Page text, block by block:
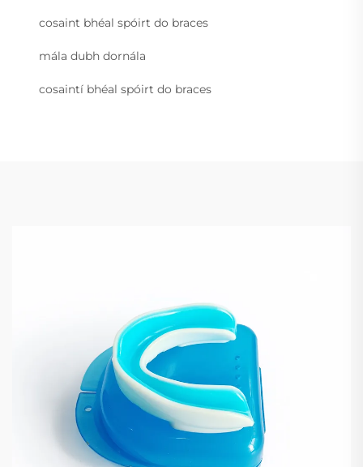
cosaint bhéal spóirt do braces
mála dubh dornála
cosaintí bhéal spóirt do braces